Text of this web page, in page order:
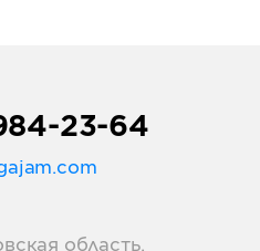
23-64
область,